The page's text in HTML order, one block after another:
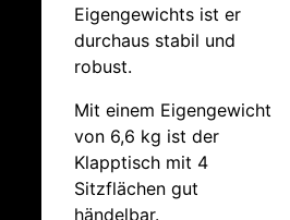
Eigengewichts ist er
durchaus stabil und
robust.
Mit einem Eigengewicht
von 6,6 kg ist der
Klapptisch mit 4
Sitzflächen gut
händelbar.